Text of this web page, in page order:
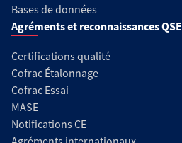
Bases de données
Agréments et reconnaissances QSE
Certifications qualité
Cofrac Étalonnage
Cofrac Essai
MASE
Notifications CE